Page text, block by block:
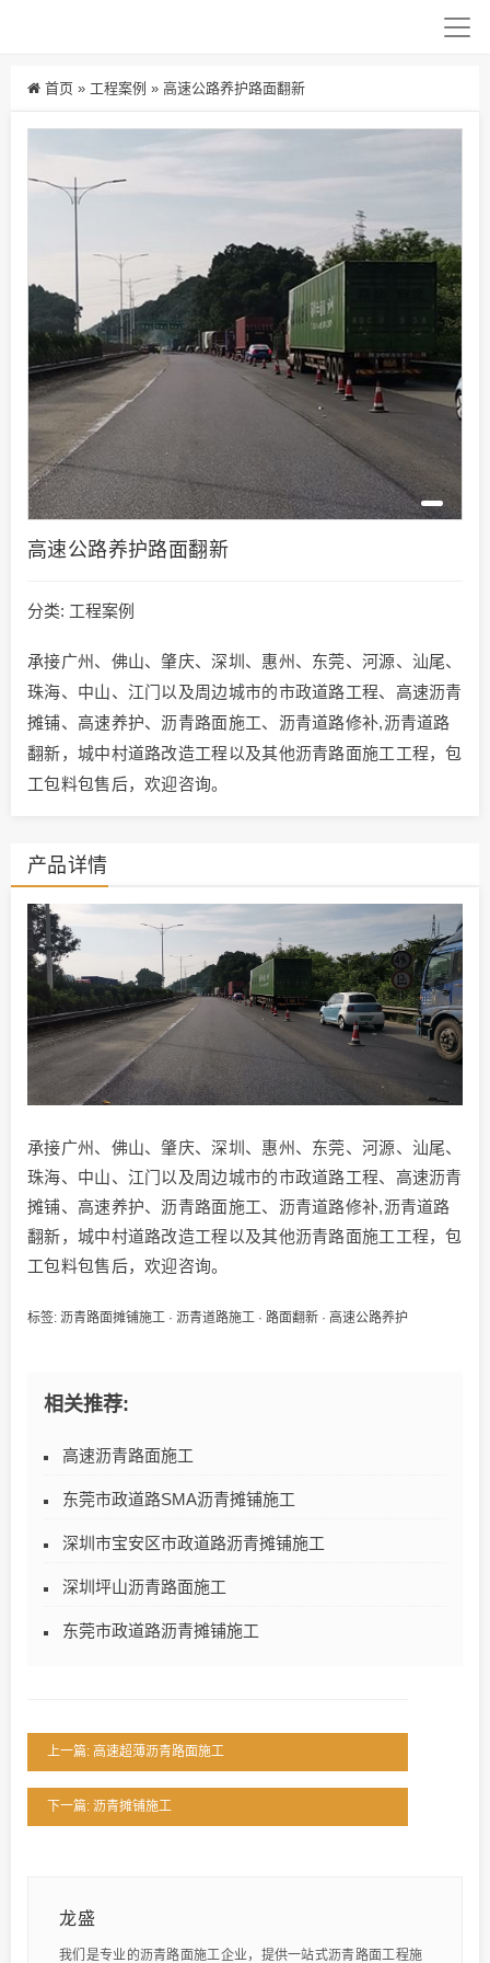
首页 » 工程案例 » 高速公路养护路面翻新
高速公路养护路面翻新
分类: 工程案例
承接广州、佛山、肇庆、深圳、惠州、东莞、河源、汕尾、
珠海、中山、江门以及周边城市的市政道路工程、高速沥青
摊铺、高速养护、沥青路面施工、沥青道路修补,沥青道路
翻新，城中村道路改造工程以及其他沥青路面施工工程，包
工包料包售后，欢迎咨询。
产品详情
承接广州、佛山、肇庆、深圳、惠州、东莞、河源、汕尾、
珠海、中山、江门以及周边城市的市政道路工程、高速沥青
摊铺、高速养护、沥青路面施工、沥青道路修补,沥青道路
翻新，城中村道路改造工程以及其他沥青路面施工工程，包
工包料包售后，欢迎咨询。
标签: 沥青路面摊铺施工 · 沥青道路施工 · 路面翻新 · 高速公路养护
相关推荐:
高速沥青路面施工
东莞市政道路SMA沥青摊铺施工
深圳市宝安区市政道路沥青摊铺施工
深圳坪山沥青路面施工
东莞市政道路沥青摊铺施工
上一篇: 高速超薄沥青路面施工
下一篇: 沥青摊铺施工
龙盛
我们是专业的沥青路面施工企业，提供一站式沥青路面工程施